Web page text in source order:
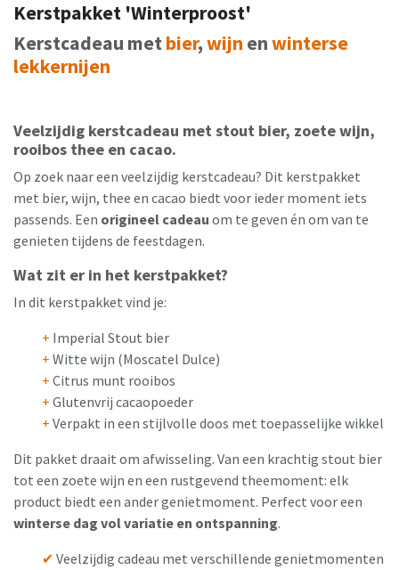
Kerstpakket 'Winterproost'
Kerstcadeau metbier,wijn enwinterse
lekkernijen
Veelzijdig kerstcadeau met stout bier, zoete wijn,
rooibos thee en cacao.
Op zoek naar een veelzijdig kerstcadeau? Dit kerstpakket
met bier, wijn, thee en cacao biedt voor ieder moment iets
passends. Een origineel cadeau om te geven én om van te
genieten tijdens de feestdagen.
Wat zit er in het kerstpakket?
In dit kerstpakket vind je:
+ Imperial Stout bier
+ Witte wijn (Moscatel Dulce)
+ Citrus munt rooibos
+ Glutenvrij cacaopoeder
+ Verpakt in een stijlvolle doos met toepasselijke wikkel
Dit pakket draait om afwisseling. Van een krachtig stout bier
tot een zoete wijn en een rustgevend theemoment: elk
product biedt een ander genietmoment. Perfect voor een
winterse dag vol variatie en ontspanning.
✔ Veelzijdig cadeau met verschillende genietmomenten